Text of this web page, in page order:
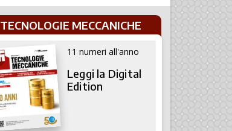
TECNOLOGIE MECCANICHE
11 numeri all'anno
Leggi la Digital
Edition